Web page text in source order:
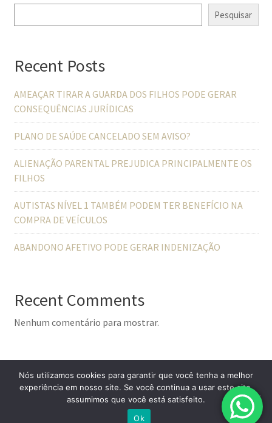
Pesquisar
Recent Posts
AMEAÇAR TIRAR A GUARDA DOS FILHOS PODE GERAR
CONSEQUÊNCIAS JURÍDICAS
PLANO DE SAÚDE CANCELADO SEM AVISO?
ALIENAÇÃO PARENTAL PREJUDICA PRINCIPALMENTE OS
FILHOS
AUTISTAS NÍVEL 1 TAMBÉM PODEM TER BENEFÍCIO NA
COMPRA DE VEÍCULOS
ABANDONO AFETIVO PODE GERAR INDENIZAÇÃO
Recent Comments
Nenhum comentário para mostrar.
Lawyer Zone by Acme Themes
Nós utilizamos cookies para garantir que você tenha a melhor
experiência em nosso site. Se você continua a usar este site,
assumimos que você está satisfeito.
Ok